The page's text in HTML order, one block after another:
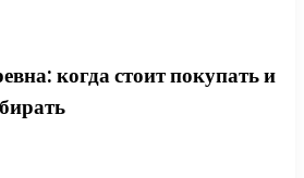
когда стоит покупать и